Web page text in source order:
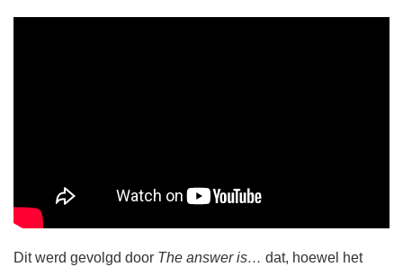
Dit werd gevolgd door The answer is… dat, hoewel het